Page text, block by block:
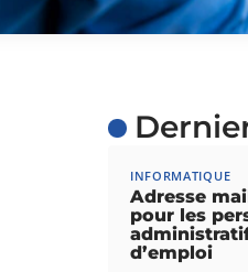
INFORMATIQUE
Adresse
pour les
d’emploi